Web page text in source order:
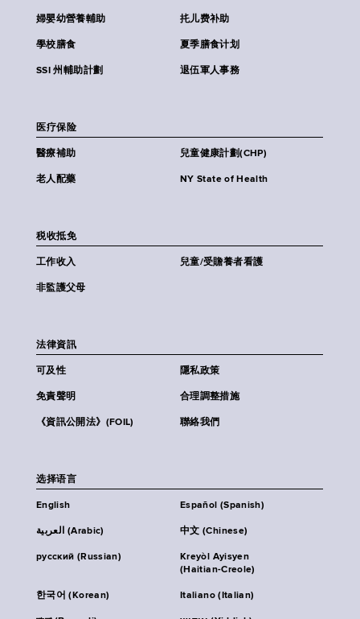
婦嬰幼營養輔助 扥儿费补助
學校膳食 夏季膳食计划
SSI 州輔助計劃 退伍軍人事務
医疗保险
醫療補助 兒童健康計劃(CHP)
老人配藥 NY State of Health
税收抵免
工作收入 兒童/受贍養者看護
非監護父母
法律資訊
可及性 隱私政策
免責聲明 合理調整措施
《資訊公開法》(FOIL) 聯絡我們
选择语言
English Español (Spanish)
العربية (Arabic) 中文 (Chinese)
русский (Russian)
Kreyòl Ayisyen
(Haitian-Creole)
한국어 (Korean) Italiano (Italian)